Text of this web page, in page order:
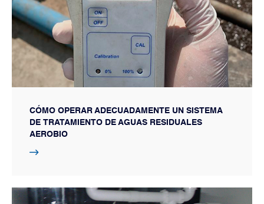
CÓMO OPERAR ADECUADAMENTE UN SISTEMA
DE TRATAMIENTO DE AGUAS RESIDUALES
AEROBIO